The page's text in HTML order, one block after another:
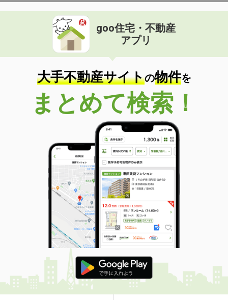
goo住宅・不動産
アプリ
大手不動産サイトの物件を
まとめて検索！